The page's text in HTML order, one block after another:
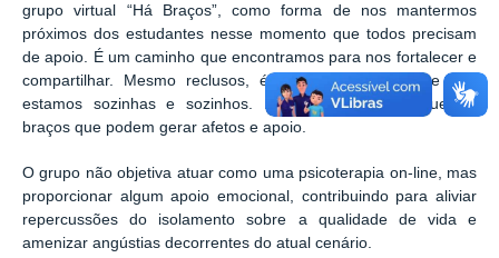
grupo virtual “Há Braços”, como forma de nos mantermos
próximos dos estudantes nesse momento que todos precisam
de apoio. É um caminho que encontramos para nos fortalecer e
compartilhar. Mesmo reclusos, é importante saber que não
estamos sozinhas e sozinhos. É importante saber que há
braços que podem gerar afetos e apoio.
O grupo não objetiva atuar como uma psicoterapia on-line, mas
proporcionar algum apoio emocional, contribuindo para aliviar
repercussões do isolamento sobre a qualidade de vida e
amenizar angústias decorrentes do atual cenário.